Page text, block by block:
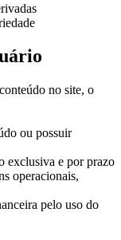
no site, o
ou possuir
exclusiva e por prazo
operacionais,
pelo uso do